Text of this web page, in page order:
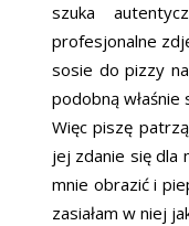
szuka
profesjonalne
sosie do pizzy
podobną właśnie
Więc piszę
jej zdanie się dla
mnie obrazić i
zasiałam w niej